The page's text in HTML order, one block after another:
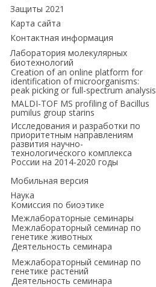
Защиты 2021
Карта сайта
Контактная информация
Лаборатория молекулярных
биотехнологий
Creation of an online platform for
identification of microorganisms:
peak picking or full-spectrum analysis
MALDI-TOF MS profiling of Bacillus
pumilus group starins
Исследования и разработки по
приоритетным направлениям
развития научно-
технологического комплекса
России на 2014-2020 годы
Мобильная версия
Наука
Комиссия по биоэтике
Межлабораторные семинары
Межлабораторный семинар по
генетике животных
Деятельность семинара
Межлабораторный семинар по
генетике растений
Деятельность семинара